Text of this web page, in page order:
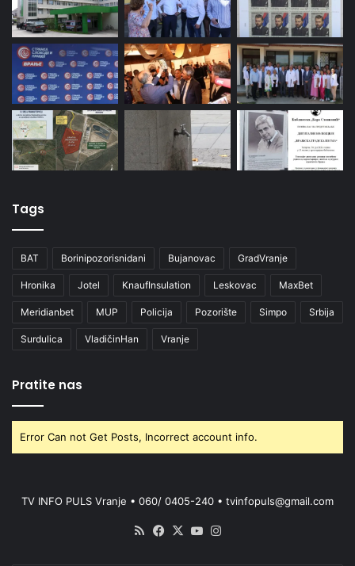
Tags
BAT Borinipozorisnidani Bujanovac GradVranje
Hronika Jotel KnaufInsulation Leskovac MaxBet
Meridianbet MUP Policija Pozorište Simpo Srbija
Surdulica VladičinHan Vranje
Pratite nas
Error Can not Get Posts, Incorrect account info.
TV INFO PULS Vranje • 060/ 0405-240 • tvinfopuls@gmail.com
RSS Facebook
X YouTube